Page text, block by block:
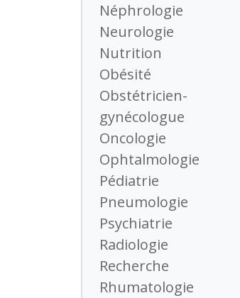
Néphrologie
Neurologie
Nutrition
Obésité
Obstétricien-
gynécologue
Oncologie
Ophtalmologie
Pédiatrie
Pneumologie
Psychiatrie
Radiologie
Recherche
Rhumatologie